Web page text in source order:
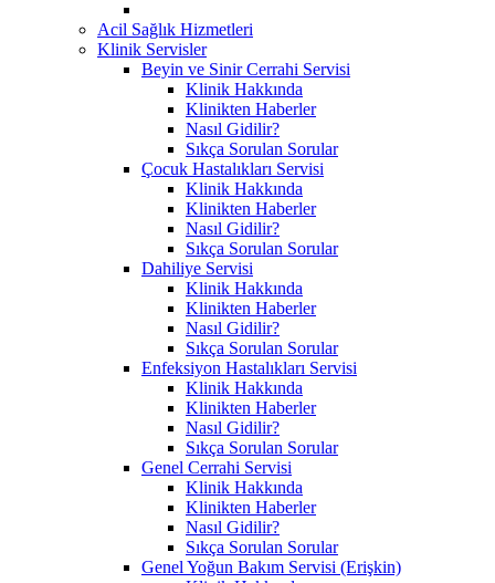
Acil Sağlık Hizmetleri
Klinik Servisler
Beyin ve Sinir Cerrahi Servisi
Klinik Hakkında
Klinikten Haberler
Nasıl Gidilir?
Sıkça Sorulan Sorular
Çocuk Hastalıkları Servisi
Klinik Hakkında
Klinikten Haberler
Nasıl Gidilir?
Sıkça Sorulan Sorular
Dahiliye Servisi
Klinik Hakkında
Klinikten Haberler
Nasıl Gidilir?
Sıkça Sorulan Sorular
Enfeksiyon Hastalıkları Servisi
Klinik Hakkında
Klinikten Haberler
Nasıl Gidilir?
Sıkça Sorulan Sorular
Genel Cerrahi Servisi
Klinik Hakkında
Klinikten Haberler
Nasıl Gidilir?
Sıkça Sorulan Sorular
Genel Yoğun Bakım Servisi (Erişkin)